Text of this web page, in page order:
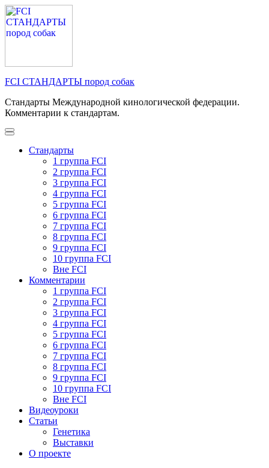
Перейти
к
содержимому
FCI СТАНДАРТЫ пород собак
Стандарты Международной кинологической федерации.
Комментарии к стандартам.
Стандарты
1 группа FCI
2 группа FCI
3 группа FCI
4 группа FCI
5 группа FCI
6 группа FCI
7 группа FCI
8 группа FCI
9 группа FCI
10 группа FCI
Вне FCI
Комментарии
1 группа FCI
2 группа FCI
3 группа FCI
4 группа FCI
5 группа FCI
6 группа FCI
7 группа FCI
8 группа FCI
9 группа FCI
10 группа FCI
Вне FCI
Видеоуроки
Статьи
Генетика
Выставки
О проекте